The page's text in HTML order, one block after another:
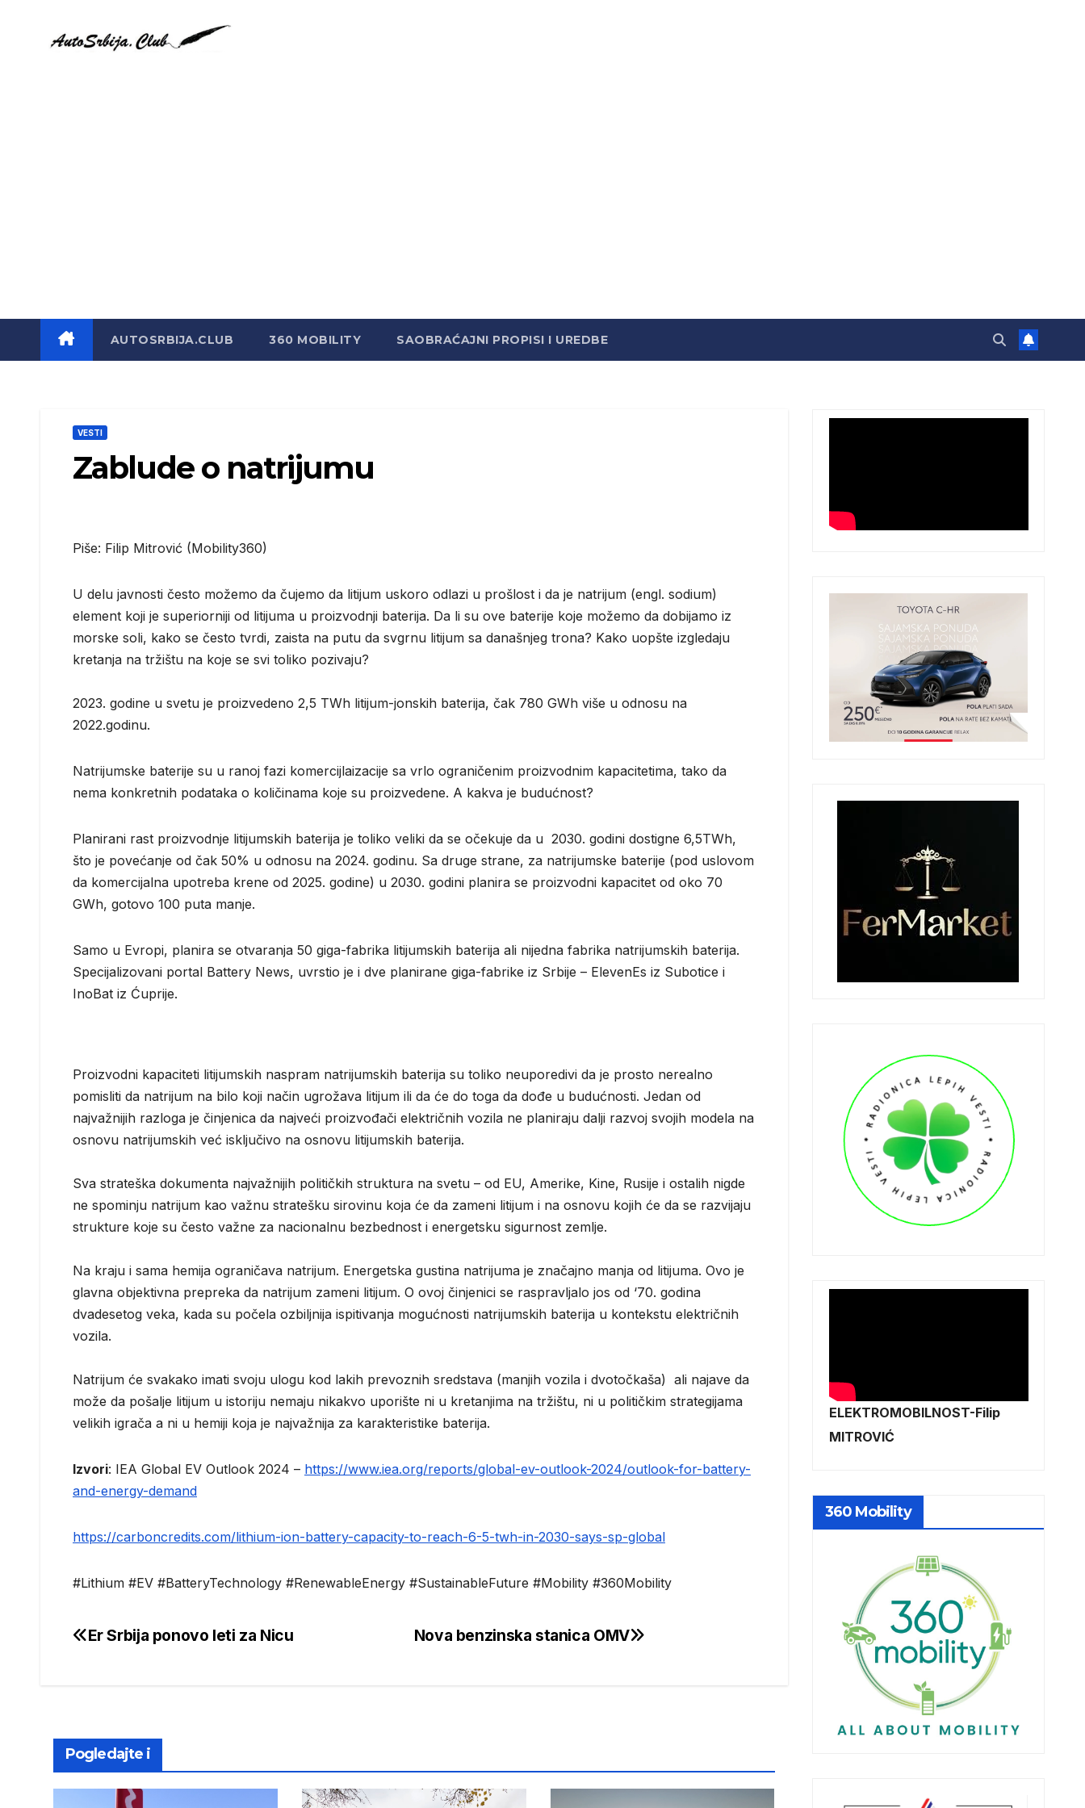
AUTOSRBIJA.CLUB 360 MOBILITY SAOBRAĆAJNI PROPISI I UREDBE
VESTI
Zablude o natrijumu
Piše: Filip Mitrović (Mobility360)
U delu javnosti često možemo da čujemo da litijum uskoro odlazi u prošlost i da je natrijum (engl. sodium)
element koji je superiorniji od litijuma u proizvodnji baterija. Da li su ove baterije koje možemo da dobijamo iz
morske soli, kako se često tvrdi, zaista na putu da svgrnu litijum sa današnjeg trona? Kako uopšte izgledaju
kretanja na tržištu na koje se svi toliko pozivaju?
2023. godine u svetu je proizvedeno 2,5 TWh litijum-jonskih baterija, čak 780 GWh više u odnosu na
2022.godinu.
Natrijumske baterije su u ranoj fazi komercijlaizacije sa vrlo ograničenim proizvodnim kapacitetima, tako da
nema konkretnih podataka o količinama koje su proizvedene. A kakva je budućnost?
Planirani rast proizvodnje litijumskih baterija je toliko veliki da se očekuje da u 2030. godini dostigne 6,5TWh,
što je povećanje od čak 50% u odnosu na 2024. godinu. Sa druge strane, za natrijumske baterije (pod uslovom
da komercijalna upotreba krene od 2025. godine) u 2030. godini planira se proizvodni kapacitet od oko 70
GWh, gotovo 100 puta manje.
Samo u Evropi, planira se otvaranja 50 giga-fabrika litijumskih baterija ali nijedna fabrika natrijumskih baterija.
Specijalizovani portal Battery News, uvrstio je i dve planirane giga-fabrike iz Srbije – ElevenEs iz Subotice i
InoBat iz Ćuprije.
Proizvodni kapaciteti litijumskih naspram natrijumskih baterija su toliko neuporedivi da je prosto nerealno
pomisliti da natrijum na bilo koji način ugrožava litijum ili da će do toga da dođe u budućnosti. Jedan od
najvažnijih razloga je činjenica da najveći proizvođači električnih vozila ne planiraju dalji razvoj svojih modela na
osnovu natrijumskih već isključivo na osnovu litijumskih baterija.
Sva strateška dokumenta najvažnijih političkih struktura na svetu – od EU, Amerike, Kine, Rusije i ostalih nigde
ne spominju natrijum kao važnu stratešku sirovinu koja će da zameni litijum i na osnovu kojih će da se razvijaju
strukture koje su često važne za nacionalnu bezbednost i energetsku sigurnost zemlje.
Na kraju i sama hemija ograničava natrijum. Energetska gustina natrijuma je značajno manja od litijuma. Ovo je
glavna objektivna prepreka da natrijum zameni litijum. O ovoj činjenici se raspravljalo jos od ‘70. godina
dvadesetog veka, kada su počela ozbiljnija ispitivanja mogućnosti natrijumskih baterija u kontekstu električnih
vozila.
Natrijum će svakako imati svoju ulogu kod lakih prevoznih sredstava (manjih vozila i dvotočkaša) ali najave da
može da pošalje litijum u istoriju nemaju nikakvo uporište ni u kretanjima na tržištu, ni u političkim strategijama
velikih igrača a ni u hemiji koja je najvažnija za karakteristike baterija.
Izvori: IEA Global EV Outlook 2024 – https://www.iea.org/reports/global-ev-outlook-2024/outlook-for-battery-
and-energy-demand
https://carboncredits.com/lithium-ion-battery-capacity-to-reach-6-5-twh-in-2030-says-sp-global
#Lithium #EV #BatteryTechnology #RenewableEnergy #SustainableFuture #Mobility #360Mobility
Post
Nova benzinska stanica OMV
Er Srbija ponovo leti za Nicu
Pogledajte i
ELEKTROMOBILNOST-Filip
MITROVIĆ
360 Mobility